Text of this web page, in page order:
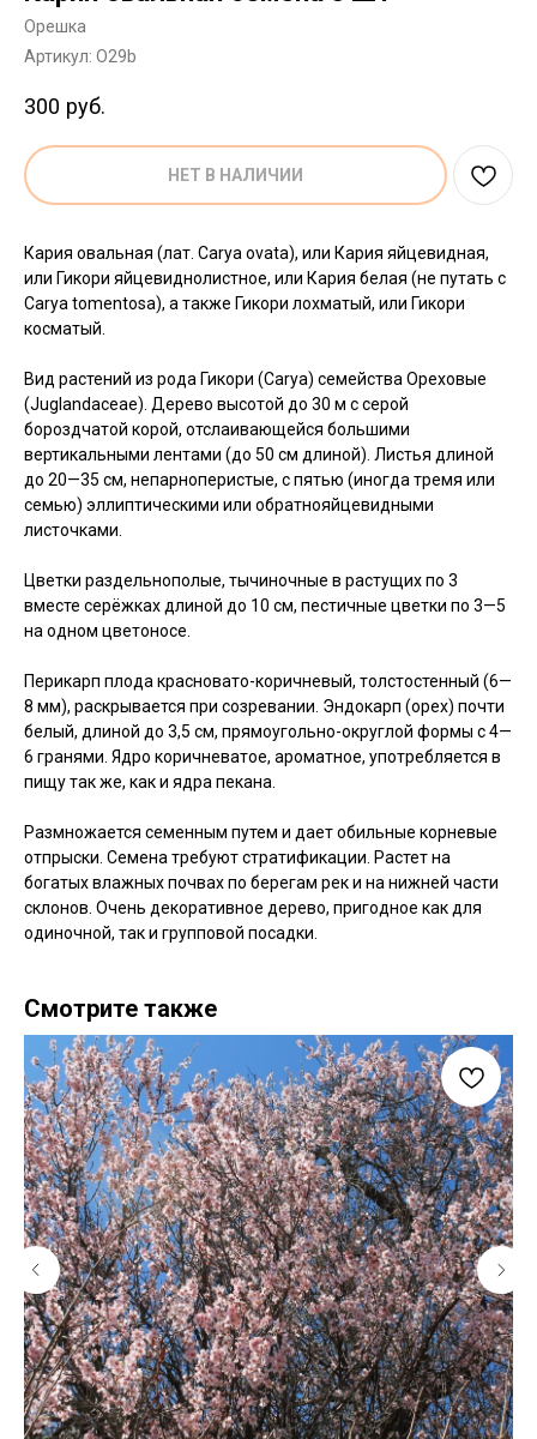
Орешка
Артикул: O29b
300 руб.
НЕТ В НАЛИЧИИ
Кария овальная (лат. Carya ovata), или Кария яйцевидная,
или Гикори яйцевиднолистное, или Кария белая (не путать с
Carya tomentosa), а также Гикори лохматый, или Гикори
косматый.
Вид растений из рода Гикори (Carya) семейства Ореховые
(Juglandaceae). Дерево высотой до 30 м с серой
бороздчатой корой, отслаивающейся большими
вертикальными лентами (до 50 см длиной). Листья длиной
до 20—35 см, непарноперистые, с пятью (иногда тремя или
семью) эллиптическими или обратнояйцевидными
листочками.
Цветки раздельнополые, тычиночные в растущих по 3
вместе серёжках длиной до 10 см, пестичные цветки по 3—5
на одном цветоносе.
Перикарп плода красновато-коричневый, толстостенный (6—
8 мм), раскрывается при созревании. Эндокарп (орех) почти
белый, длиной до 3,5 см, прямоугольно-округлой формы с 4—
6 гранями. Ядро коричневатое, ароматное, употребляется в
пищу так же, как и ядра пекана.
Размножается семенным путем и дает обильные корневые
отпрыски. Семена требуют стратифика­ции. Растет на
богатых влажных почвах по берегам рек и на нижней части
склонов. Очень декоративное дерево, пригодное как для
одиночной, так и групповой посадки.
Смотрите также